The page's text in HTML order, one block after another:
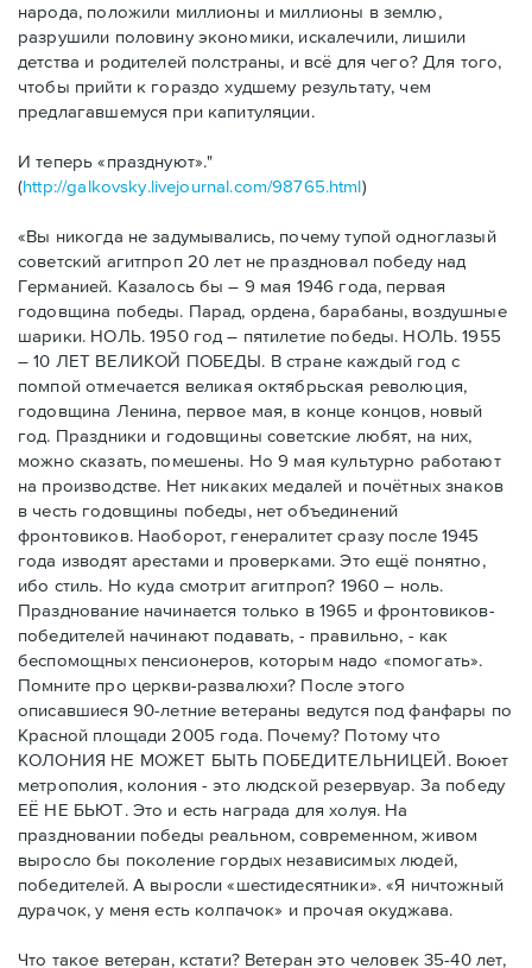
народа, положили миллионы и миллионы в землю,
разрушили половину экономики, искалечили, лишили
детства и родителей полстраны, и всё для чего? Для того,
чтобы прийти к гораздо худшему результату, чем
предлагавшемуся при капитуляции.
И теперь «празднуют»."
(http://galkovsky.livejournal.com/98765.html)
«Вы никогда не задумывались, почему тупой одноглазый
советский агитпроп 20 лет не праздновал победу над
Германией. Казалось бы – 9 мая 1946 года, первая
годовщина победы. Парад, ордена, барабаны, воздушные
шарики. НОЛЬ. 1950 год – пятилетие победы. НОЛЬ. 1955
– 10 ЛЕТ ВЕЛИКОЙ ПОБЕДЫ. В стране каждый год с
помпой отмечается великая октябрьская революция,
годовщина Ленина, первое мая, в конце концов, новый
год. Праздники и годовщины советские любят, на них,
можно сказать, помешены. Но 9 мая культурно работают
на производстве. Нет никаких медалей и почётных знаков
в честь годовщины победы, нет объединений
фронтовиков. Наоборот, генералитет сразу после 1945
года изводят арестами и проверками. Это ещё понятно,
ибо стиль. Но куда смотрит агитпроп? 1960 – ноль.
Празднование начинается только в 1965 и фронтовиков-
победителей начинают подавать, - правильно, - как
беспомощных пенсионеров, которым надо «помогать».
Помните про церкви-развалюхи? После этого
описавшиеся 90-летние ветераны ведутся под фанфары по
Красной площади 2005 года. Почему? Потому что
КОЛОНИЯ НЕ МОЖЕТ БЫТЬ ПОБЕДИТЕЛЬНИЦЕЙ. Воюет
метрополия, колония - это людской резервуар. За победу
ЕЁ НЕ БЬЮТ. Это и есть награда для холуя. На
праздновании победы реальном, современном, живом
выросло бы поколение гордых независимых людей,
победителей. А выросли «шестидесятники». «Я ничтожный
дурачок, у меня есть колпачок» и прочая окуджава.
Что такое ветеран, кстати? Ветеран это человек 35-40 лет,